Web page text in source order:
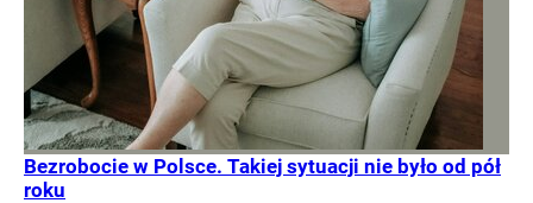
Bezrobocie w Polsce. Takiej sytuacji nie było od pół
roku